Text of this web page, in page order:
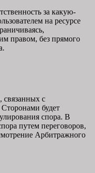
за какую-
на ресурсе
правом, без прямого
связанных с
будет
спора. В
путем переговоров,
Арбитражного